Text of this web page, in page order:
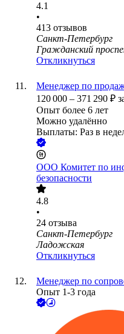
4.1
•
413 отзывов
Санкт-Петербург
Гражданский
Откликнуться
Менеджер по
120 000 – 371 290 ₽
Опыт более 6 лет
Можно удалённо
Выплаты: Раз в
ООО Комитет по
безопасности
4.8
•
24 отзыва
Санкт-Петербург
Ладожская
Откликнуться
Менеджер по
Опыт 1-3 года